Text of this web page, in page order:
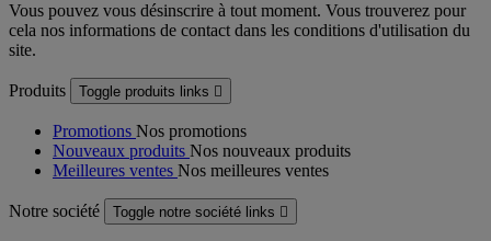
Vous pouvez vous désinscrire à tout moment. Vous trouverez pour
cela nos informations de contact dans les conditions d'utilisation du
site.
Produits Toggle produits links 
Promotions Nos promotions
Nouveaux produits Nos nouveaux produits
Meilleures ventes Nos meilleures ventes
Notre société Toggle notre société links 